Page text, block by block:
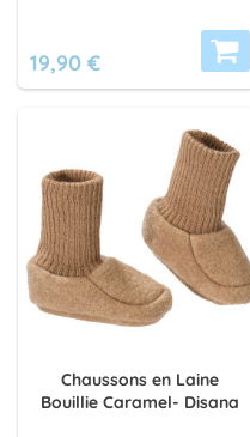
19,90 €
Chaussons en Laine
Bouillie Caramel- Disana